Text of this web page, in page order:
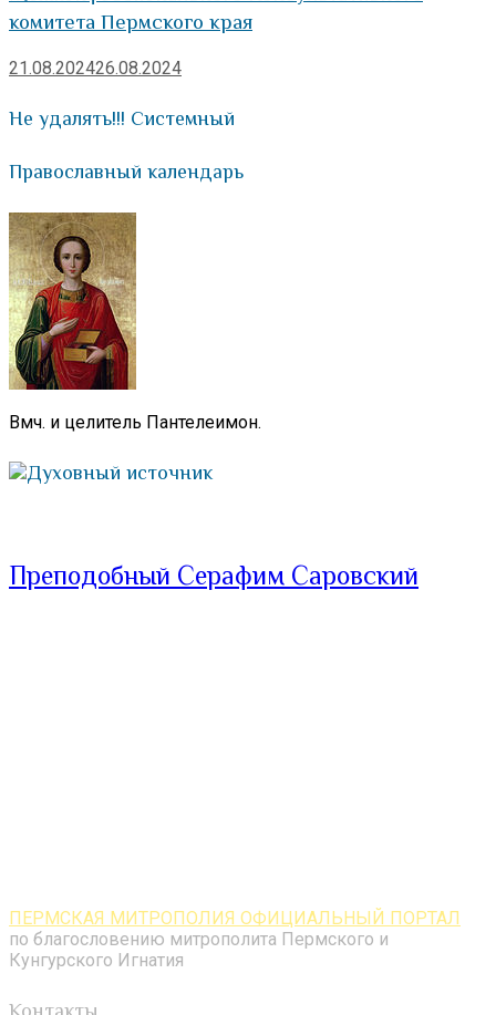
комитета Пермского края
21.08.202426.08.2024
Не удалять!!! Системный
Православный календарь
Вмч. и целитель Пантелеимон.
Духовный источник
Преподобный Серафим Саровский
ПЕРМСКАЯ МИТРОПОЛИЯ ОФИЦИАЛЬНЫЙ ПОРТАЛ
по благословению митрополита Пермского и
Кунгурского Игнатия
Контакты